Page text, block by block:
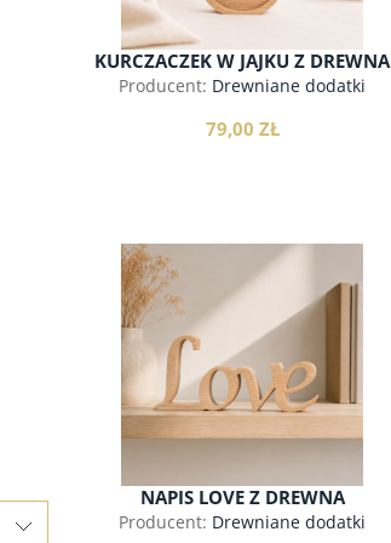
MIX GAŁKI Z DREWNA - SAFARI
18,00 zł
do koszyka
KURCZACZEK W JAJKU Z DREWNA
Producent: Drewniane dodatki
79,00 ZŁ
do koszyka
NAPIS LOVE Z DREWNA
Producent: Drewniane dodatki